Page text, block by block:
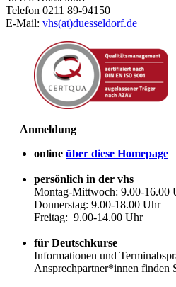
Telefon 0211 89-94150
E-Mail: vhs(at)duesseldorf.de
Anmeldung
online über diese Homepage
persönlich in der vhs
Montag-Mittwoch: 9.00-16.00
Donnerstag: 9.00-18.00 Uhr
Freitag: 9.00-14.00 Uhr
für Deutschkurse
Informationen und
Ansprechpartner*innen finden